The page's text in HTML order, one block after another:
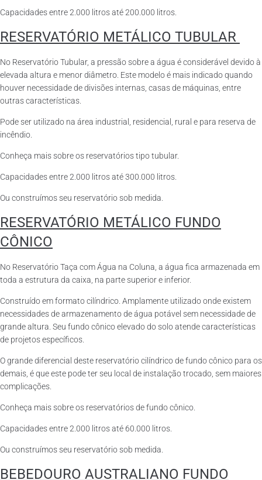
Capacidades entre 2.000 litros até 200.000 litros.
RESERVATÓRIO METÁLICO TUBULAR
No Reservatório Tubular, a pressão sobre a água é considerável devido à
elevada altura e menor diâmetro. Este modelo é mais indicado quando
houver necessidade de divisões internas, casas de máquinas, entre
outras características.
Pode ser utilizado na área industrial, residencial, rural e para reserva de
incêndio.
Conheça mais sobre os reservatórios tipo tubular.
Capacidades entre 2.000 litros até 300.000 litros.
Ou construímos seu reservatório sob medida.
RESERVATÓRIO METÁLICO FUNDO
CÔNICO
No Reservatório Taça com Água na Coluna, a água fica armazenada em
toda a estrutura da caixa, na parte superior e inferior.
Construído em formato cilíndrico. Amplamente utilizado onde existem
necessidades de armazenamento de água potável sem necessidade de
grande altura. Seu fundo cônico elevado do solo atende características
de projetos específicos.
O grande diferencial deste reservatório cilíndrico de fundo cônico para os
demais, é que este pode ter seu local de instalação trocado, sem maiores
complicações.
Conheça mais sobre os reservatórios de fundo cônico.
Capacidades entre 2.000 litros até 60.000 litros.
Ou construímos seu reservatório sob medida.
BEBEDOURO AUSTRALIANO FUNDO